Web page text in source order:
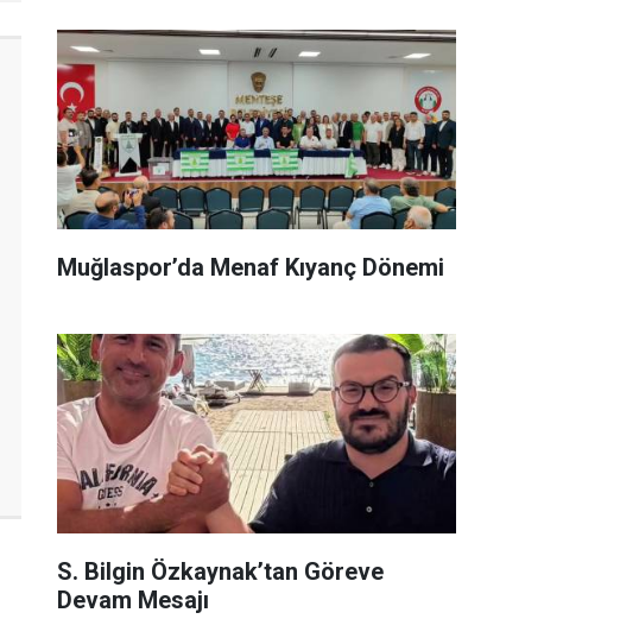
Muğlaspor’da Menaf Kıyanç Dönemi
S. Bilgin Özkaynak’tan Göreve
Devam Mesajı